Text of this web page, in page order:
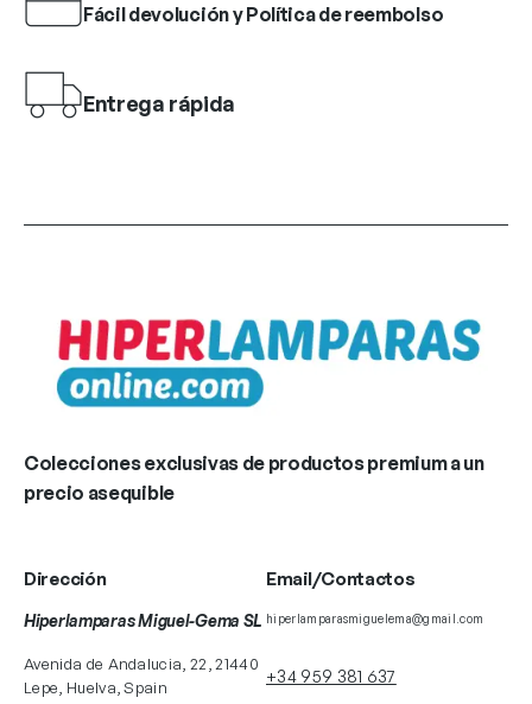
Fácil devolución y Política de reembolso
Entrega rápida
Colecciones exclusivas de productos premium a un
precio asequible
Dirección
Hiperlamparas Miguel-Gema SL
Avenida de Andalucia, 22, 21440
Lepe, Huelva, Spain
Email/Contactos
hiperlamparasmiguelema@gmail.com
+34 959 381 637